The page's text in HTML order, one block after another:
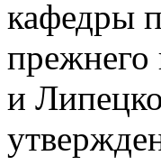
кафедры
и